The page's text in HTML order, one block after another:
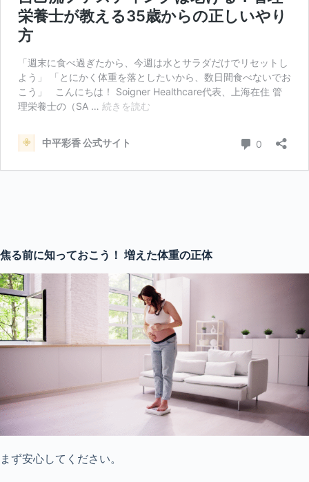
焦る前に知っておこう！ 増えた体重の正体
まず安心してください。